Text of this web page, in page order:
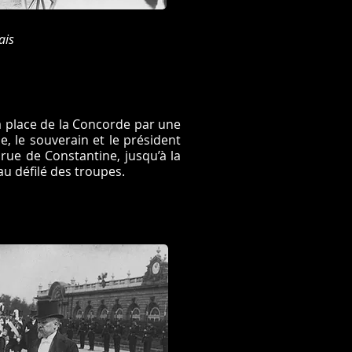
place de la Concorde par une
le souverain et le président
de Constantine, jusqu’à la
défilé des troupes.